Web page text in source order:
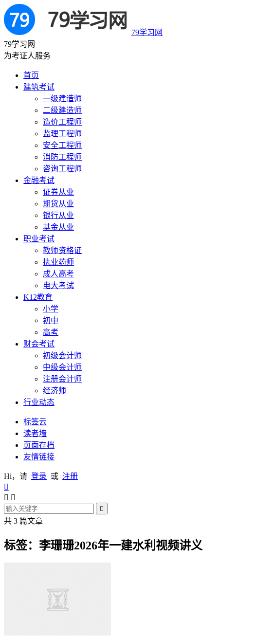
79学习网
79学习网
为考证人服务
首页
建筑考试
一级建造师
二级建造师
造价工程师
监理工程师
安全工程师
消防工程师
咨询工程师
金融考试
证券从业
期货从业
银行从业
基金从业
职业考试
教师资格证
执业药师
成人高考
电大考试
K12教育
小学
初中
高考
财会考试
初级会计师
中级会计师
注册会计师
经济师
行业动态
标签云
读者墙
页面存档
友情链接
Hi，请 登录 或 注册

 

共 3 篇文章
标签：李珊珊2026年一建水利视频讲义